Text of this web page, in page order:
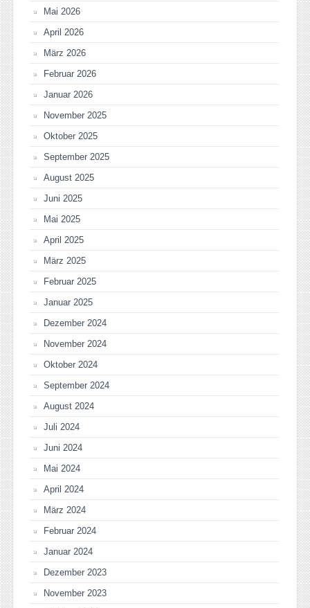
Mai 2026
April 2026
März 2026
Februar 2026
Januar 2026
November 2025
Oktober 2025
September 2025
August 2025
Juni 2025
Mai 2025
April 2025
März 2025
Februar 2025
Januar 2025
Dezember 2024
November 2024
Oktober 2024
September 2024
August 2024
Juli 2024
Juni 2024
Mai 2024
April 2024
März 2024
Februar 2024
Januar 2024
Dezember 2023
November 2023